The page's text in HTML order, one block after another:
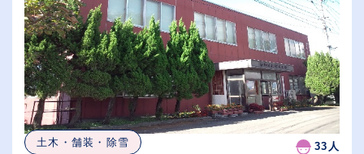
土木・舗装・除雪 33人